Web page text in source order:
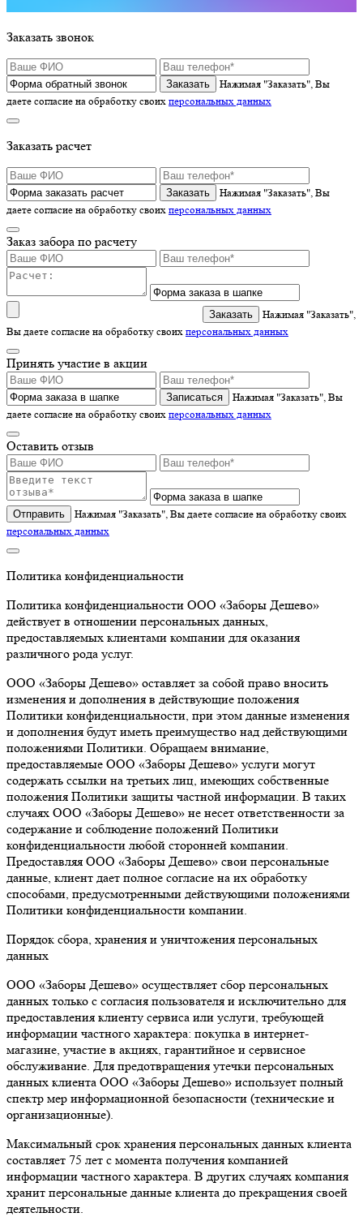
Заказать звонок
Нажимая "Заказать", Вы
даете согласие на обработку своих персональных данных
Заказать расчет
Нажимая "Заказать", Вы
даете согласие на обработку своих персональных данных
Заказ забора по расчету
Нажимая "Заказать",
Вы даете согласие на обработку своих персональных данных
Принять участие в акции
Записаться
Нажимая "Заказать", Вы
даете согласие на обработку своих персональных данных
Оставить отзыв
Отправить
Нажимая "Заказать", Вы даете согласие на обработку своих
персональных данных
Политика конфиденциальности
Политика конфиденциальности ООО «Заборы Дешево»
действует в отношении персональных данных,
предоставляемых клиентами компании для оказания
различного рода услуг.
ООО «Заборы Дешево» оставляет за собой право вносить
изменения и дополнения в действующие положения
Политики конфиденциальности, при этом данные изменения
и дополнения будут иметь преимущество над действующими
положениями Политики. Обращаем внимание,
предоставляемые ООО «Заборы Дешево» услуги могут
содержать ссылки на третьих лиц, имеющих собственные
положения Политики защиты частной информации. В таких
случаях ООО «Заборы Дешево» не несет ответственности за
содержание и соблюдение положений Политики
конфиденциальности любой сторонней компании.
Предоставляя ООО «Заборы Дешево» свои персональные
данные, клиент дает полное согласие на их обработку
способами, предусмотренными действующими положениями
Политики конфиденциальности компании.
Порядок сбора, хранения и уничтожения персональных
данных
ООО «Заборы Дешево» осуществляет сбор персональных
данных только с согласия пользователя и исключительно для
предоставления клиенту сервиса или услуги, требующей
информации частного характера: покупка в интернет-
магазине, участие в акциях, гарантийное и сервисное
обслуживание. Для предотвращения утечки персональных
данных клиента ООО «Заборы Дешево» использует полный
спектр мер информационной безопасности (технические и
организационные).
Максимальный срок хранения персональных данных клиента
составляет 75 лет с момента получения компанией
информации частного характера. В других случаях компания
хранит персональные данные клиента до прекращения своей
деятельности.